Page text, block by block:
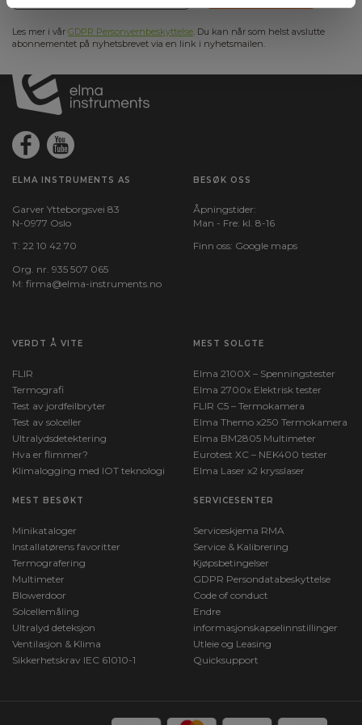
Les mer i vår GDPR Personvernbeskyttelse. Du kan når som helst avslutte
abonnementet på nyhetsbrevet via en link i nyhetsmailen.
ELMA INSTRUMENTS AS
Garver Ytteborgsvei 83
N-0977 Oslo
T: 22 10 42 70
Org. nr. 935 507 065
M: firma@elma-instruments.no​
BESØK OSS
Åpningstider:
Man - Fre: kl. 8-16
Finn oss: Google maps
VERDT Å VITE
FLIR
Termografi
Test av jordfeilbryter
Test av solceller
Ultralydsdetektering
Hva er flimmer?
Klimalogging med IOT teknologi
MEST SOLGTE
Elma 2100X – Spenningstester
Elma 2700x Elektrisk tester
FLIR C5 – Termokamera
Elma Themo x250 Termokamera
Elma BM2805 Multimeter
Eurotest XC – NEK400 tester
Elma Laser x2 krysslaser
MEST BESØKT
Minikataloger
Installatørens favoritter
Termografering
Multimeter
Blowerdoor
Solcellemåling
Ultralyd deteksjon
Ventilasjon & Klima
Sikkerhetskrav IEC 61010-1
SERVICESENTER
Serviceskjema RMA
Service & Kalibrering
Kjøpsbetingelser
GDPR Persondatabeskyttelse
Code of conduct
Endre
informasjonskapselinnstillinger
Utleie og Leasing
Quicksupport